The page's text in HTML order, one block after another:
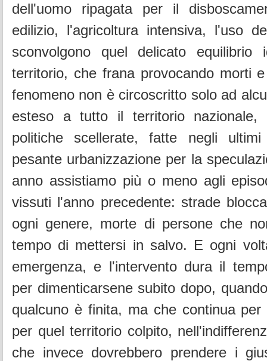
dell'uomo ripagata per il
edilizio, l'agricoltura intensiva, l'uso
sconvolgono quel delicato equilibrio
territorio, che frana provocando morti
fenomeno non è circoscritto solo ad
esteso a tutto il territorio nazionale,
politiche scellerate, fatte negli
pesante urbanizzazione per la
anno assistiamo più o meno agli
vissuti l'anno precedente: strade
ogni genere, morte di persone che
tempo di mettersi in salvo. E ogni
emergenza, e l'intervento dura il
per dimenticarsene subito dopo,
qualcuno è finita, ma che continua per
per quel territorio colpito,
che invece dovrebbero prendere i